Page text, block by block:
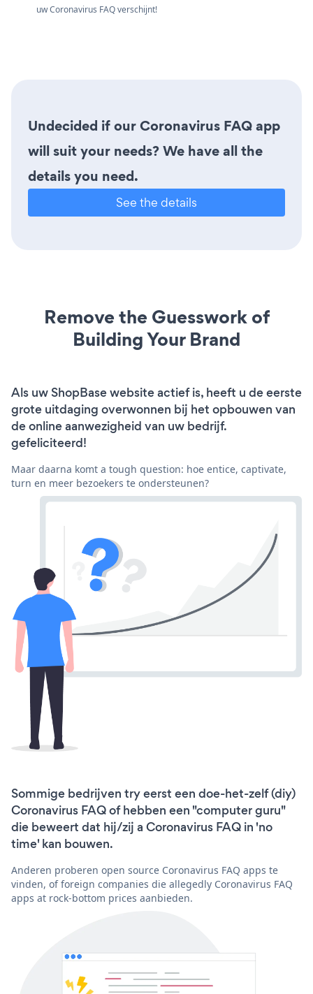
uw Coronavirus FAQ verschijnt!
Undecided if our Coronavirus FAQ app
will suit your needs? We have all the
details you need.
See the details
Remove the Guesswork of
Building Your Brand
Als uw ShopBase website actief is, heeft u de eerste
grote uitdaging overwonnen bij het opbouwen van
de online aanwezigheid van uw bedrijf.
gefeliciteerd!
Maar daarna komt a tough question: hoe entice, captivate,
turn en meer bezoekers te ondersteunen?
Sommige bedrijven try eerst een doe-het-zelf (diy)
Coronavirus FAQ of hebben een "computer guru"
die beweert dat hij/zij a Coronavirus FAQ in 'no
time' kan bouwen.
Anderen proberen open source Coronavirus FAQ apps te
vinden, of foreign companies die allegedly Coronavirus FAQ
apps at rock-bottom prices aanbieden.